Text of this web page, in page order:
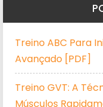
Treino ABC Para
Avançado [PDF]
Treino GVT: A
Músculos